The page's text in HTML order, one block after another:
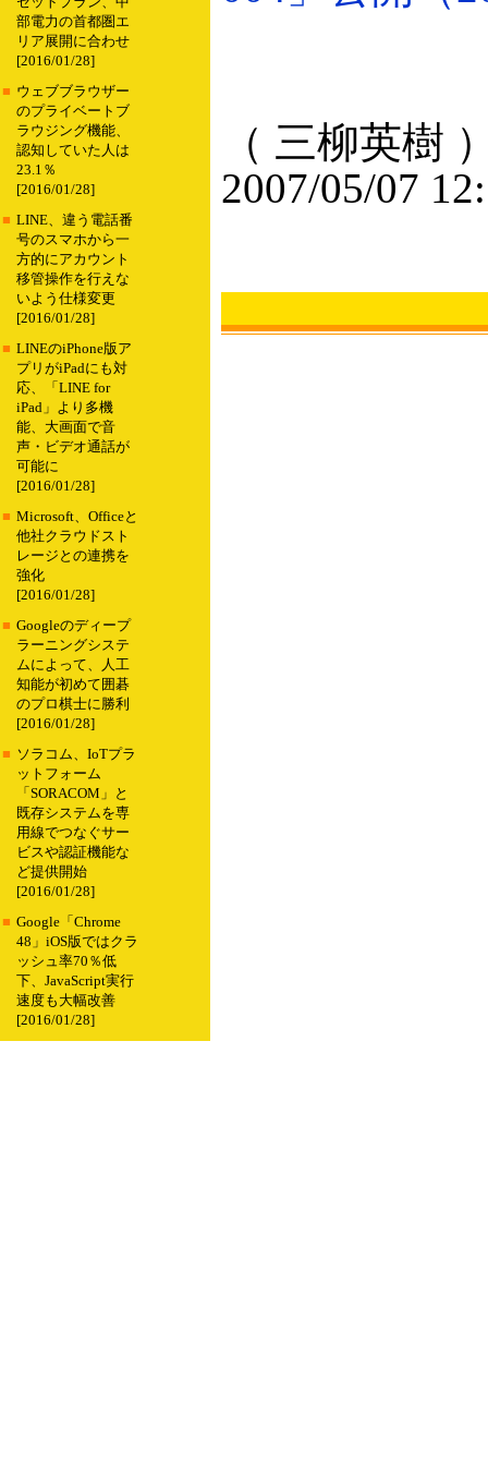
部電力の首都圏エ
リア展開に合わせ
[2016/01/28]
■ ウェブブラウザー
のプライベートブ
ラウジング機能、
認知していた人は
23.1％
[2016/01/28]
■ LINE、違う電話番
号のスマホから一
方的にアカウント
移管操作を行えな
いよう仕様変更
[2016/01/28]
■ LINEのiPhone版ア
プリがiPadにも対
応、「LINE for
iPad」より多機
能、大画面で音
声・ビデオ通話が
可能に
[2016/01/28]
■ Microsoft、Officeと
他社クラウドスト
レージとの連携を
強化
[2016/01/28]
■ Googleのディープ
ラーニングシステ
ムによって、人工
知能が初めて囲碁
のプロ棋士に勝利
[2016/01/28]
■ ソラコム、IoTプラ
ットフォーム
「SORACOM」と
既存システムを専
用線でつなぐサー
ビスや認証機能な
ど提供開始
[2016/01/28]
■ Google「Chrome
48」iOS版ではクラ
ッシュ率70％低
下、JavaScript実行
速度も大幅改善
[2016/01/28]
（ 三柳英樹
2007/05/07